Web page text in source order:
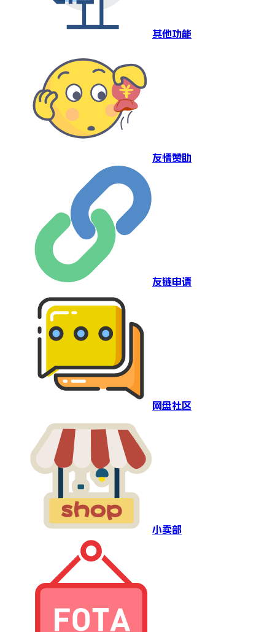
其他功能
友情赞助
友链申请
网盘社区
小卖部